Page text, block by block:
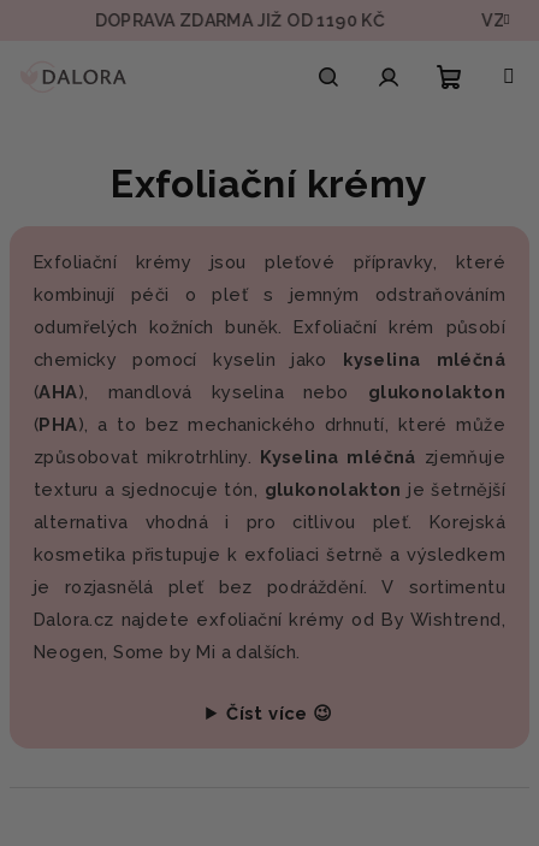
DOPRAVA ZDARMA JIŽ OD 1190 KČ VZOREK
Exfoliační krémy
Exfoliační krémy jsou pleťové přípravky, které
kombinují péči o pleť s jemným odstraňováním
odumřelých kožních buněk. Exfoliační krém působí
chemicky pomocí kyselin jako kyselina mléčná
(AHA), mandlová kyselina nebo glukonolakton
(PHA), a to bez mechanického drhnutí, které může
způsobovat mikrotrhliny. Kyselina mléčná zjemňuje
texturu a sjednocuje tón, glukonolakton je šetrnější
alternativa vhodná i pro citlivou pleť. Korejská
kosmetika přistupuje k exfoliaci šetrně a výsledkem
je rozjasnělá pleť bez podráždění. V sortimentu
Dalora.cz najdete exfoliační krémy od By Wishtrend,
Neogen, Some by Mi a dalších.
Číst více 😉